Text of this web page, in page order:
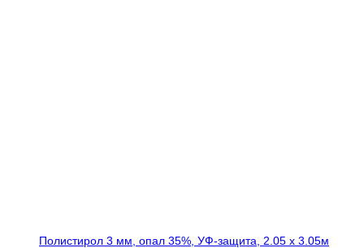
Полистирол 3 мм, опал 35%, УФ-защита, 2.05 х 3.05м